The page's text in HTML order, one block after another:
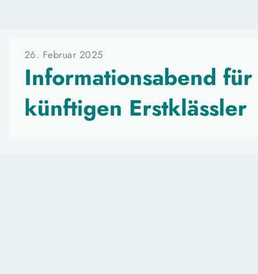
26. Februar 2025
Informationsabend
künftigen Erstklässler